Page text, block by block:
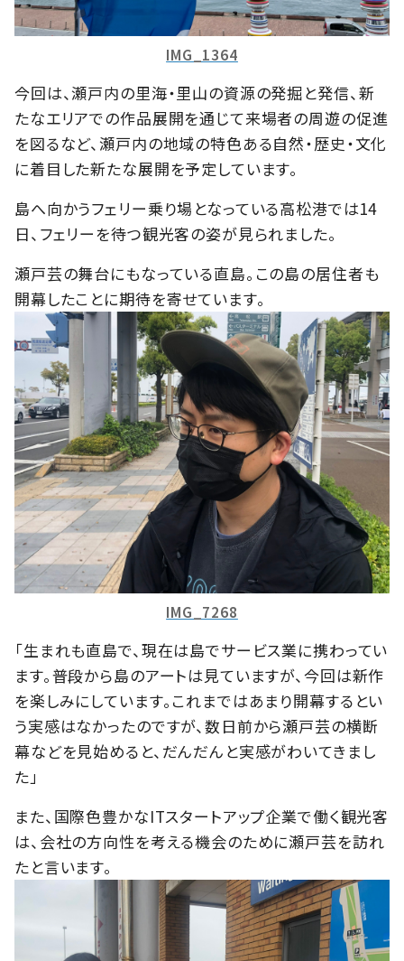
IMG_1364
今回は、瀬戸内の里海・里山の資源の発掘と発信、新
たなエリアでの作品展開を通じて来場者の周遊の促進
を図るなど、瀬戸内の地域の特色ある自然・歴史・文化
に着目した新たな展開を予定しています。
島へ向かうフェリー乗り場となっている高松港では14
日、フェリーを待つ観光客の姿が見られました。
瀬戸芸の舞台にもなっている直島。この島の居住者も
開幕したことに期待を寄せています。
IMG_7268
「生まれも直島で、現在は島でサービス業に携わってい
ます。普段から島のアートは見ていますが、今回は新作
を楽しみにしています。これまではあまり開幕するとい
う実感はなかったのですが、数日前から瀬戸芸の横断
幕などを見始めると、だんだんと実感がわいてきまし
た」
また、国際色豊かなITスタートアップ企業で働く観光客
は、会社の方向性を考える機会のために瀬戸芸を訪れ
たと言います。